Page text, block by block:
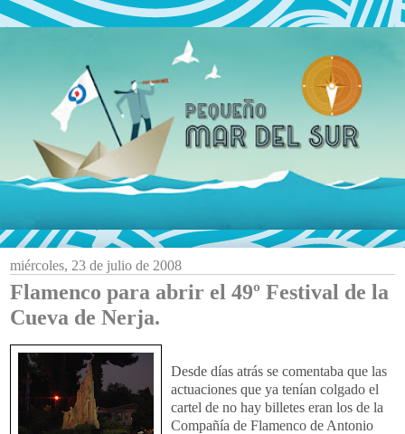
miércoles, 23 de julio de 2008
Flamenco para abrir el 49º Festival de la
Cueva de Nerja.
Desde días atrás se comentaba que las
actuaciones que ya tenían colgado el
cartel de no hay billetes eran los de la
Compañía de Flamenco de Antonio